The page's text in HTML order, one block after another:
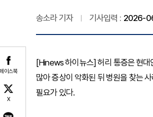
이스북
X
송소라 기자 기사입력 : 2026-
[Hinews 하이뉴스] 허리 통증은 현
많아 증상이 악화된 뒤 병원을 찾는
필요가 있다.